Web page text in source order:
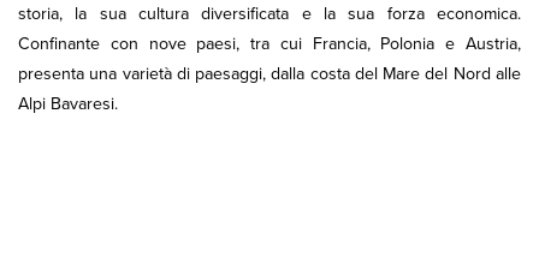
storia, la sua cultura diversificata e la sua forza economica.
Confinante con nove paesi, tra cui Francia, Polonia e Austria,
presenta una varietà di paesaggi, dalla costa del Mare del Nord alle
Alpi Bavaresi.